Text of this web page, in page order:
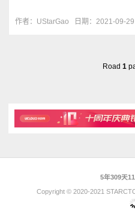
作者：UStarGao 日期：2021-09-29
Road 1
5年309天
Copyright © 2020-2021